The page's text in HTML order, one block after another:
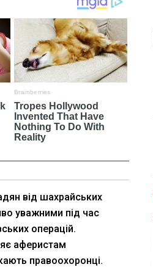
від шахрайських
уважними під час
операцій.
аферистам
правоохоронці.